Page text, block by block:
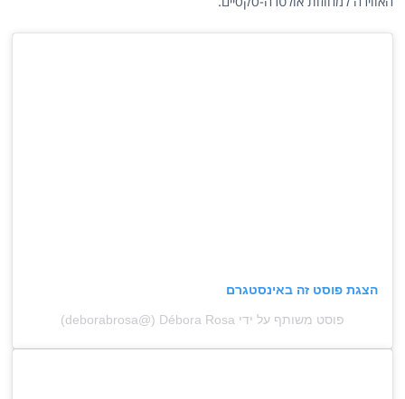
הצגת פוסט זה באינסטגרם
פוסט משותף על ידי ‏‎Débora Rosa‎‏ (@‏‎deborabrosa‎‏)